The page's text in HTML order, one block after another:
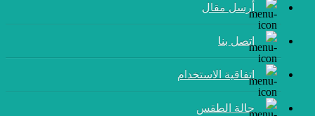
أرسل مقال
إتصل بنا
اتفاقية الاستخدام
حالة الطقس